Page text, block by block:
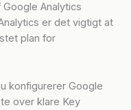
Analytics
er det vigtigt at
plan for
konfigurerer Google
over klare Key